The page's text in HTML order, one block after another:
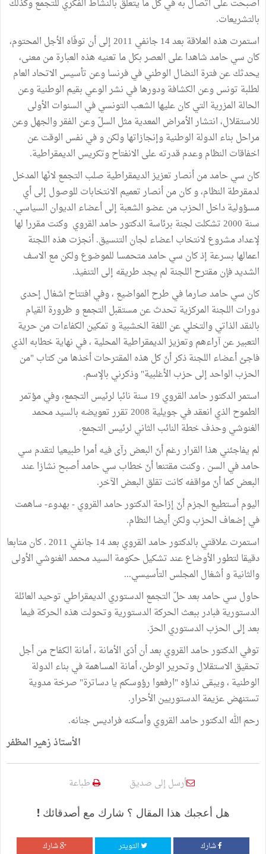
أصبحت على اتصال به في كل ما يتعلق بالنشاط الفكري للتجمع وكذلك
بالتشريعات.
استمرت هذه العلاقة بعد 14 جانفي 2011 إلى أن توفّاه الأجل المحتوم،
كان سي حامد شاهدا على العصر بكل ما تعنيه هذه العبارة من معنى،
يحدثك عن فترة النضال الوطني في فرنسا وعن تأسيس الاتحاد العام
لطلبة تونس وعن الكشافة ودورها في نشر الوعي بقيم الوطنية وعن
الحالة المزرية التي كان عليها الشعب التونسي في السنوات الأولى
للاستقلال، انتشار الأمراض المعدية مثل السلّ وعن الفقر والجهل وعن
مراحل بناء الدولة الوطنية وإنجازاتها ولكن و في نفس الوقت عن
اخفاقات النظام وعدم قدرته على الانفتاح وتكريس الديمقراطية.
كان سي حامد من أنصار تعزيز الديمقراطية صلب التجمع لانّها المدخل
لدمقرطة النظام، و كان من أنصار تعميم الانتخابات للوصول إلى أي
مسؤولية داخل الحزب من عضو الشعبة إلى أعضاء الديوان السياسي.
سنة 2000 تشكلت لجنة برئاسة الدكتور حامد القروي وكنت مقررا لها
لإعداد مشروع لانتخاب اعضاء لجان التنسيق. أنجزت هذه اللجنة
اعمالها بسرعة إذ كان سي حامد متحمسا للموضوع ولكن مع الاسف
الشديد فإن مقترح اللجنة لم يجد طريقه إلى التنفيذ.
كان سي حامد صارما في طرح المواضيع ، وفي افتتاح اشغال إحدى
دورات اللجنة المركزية تحدث عن مستقبل التجمع و ظرورة القيام
بالنقد الذاتي والتخلي عن اللغة الخشبية و تمكين الكفاءات من حرية
التعبير عن آراءهم وتعزيز الديمقراطية المحلية ، في نهاية خطابه الذي
فاجئ أعضاء اللجنة ذكر أنّ كل هذه المقترحات أخذها من كتاب "من
الحزب الواحد إلى حزب الأغلبية" وذكرني بالإسم.
استمر الدكتور حامد القروي 19 سنة نائبا لرئيس التجمع، وفي مؤتمر
الطموح الذي انعقد في جويلية 2008 تقرر تعويضه بالسيد محمد
الغنوشي وحذف خطة النائب الثاني لرئيس التجمع.
لم يفاجئني هذا القرار رغم أنّ البعض رآى فيه أمرا طبيعيا لتقدم سي
حامد في السن . وكنت مقتنعا أنّ خطاب سي حامد أصبح نشازا عند
البعض كما أنّ مواقفه كانت تقلق البعض الآخر.
اليوم أستطيع الجزم أنّ إزاحة الدكتور حامد القروي - بهدوء- ساهمت
في إضعاف الحزب ولكن أيضا النظام.
استمرت علاقتي بالدكتور حامد القروي بعد 14 جانفي 2011 . كان متابعا
دقيقا لتطور الأوضاع عند تشكيل حكومة السيد محمد الغنوشي الأولى
والثانية و أشغال المجلس التأسيسي...
حاول سي حامد بعد حلّ التجمع الدستوري الديمقراطي توحيد العائلة
الدستورية فبادر ببعث الحركة الدستورية وتحولت هذه الحركة فيما
بعد إلى الحزب الدستوري الحرّ.
توفي الدكتور حامد القروي بعد أن أدّى الأمانة ، أمانة الكفاح من أجل
تحقيق الاستقلال وتحرير الوطن، أمانة المساهمة في بناء الدولة
الوطنية ، ويبقى نداؤه "ارفعوا رؤوسكم يا دساترة" صرخة مدوية
تستنهض عزيمة الدستوريين الأحرار.
رحم الله الدكتور حامد القروي وأسكنه فراديس جنانه.
الأستاذ زهير المظفر
أرسل إلى صديق طباعة
هل أعجبك هذا المقال ؟ شارك مع أصدقائك !
شارك التويتر شارك